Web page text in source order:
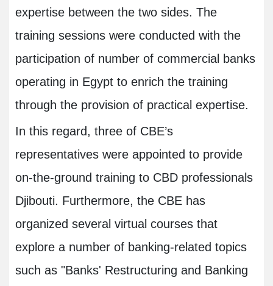
expertise between the two sides. The
training sessions were conducted with the
participation of number of commercial banks
operating in Egypt to enrich the training
through the provision of practical expertise.
In this regard, three of CBE’s
representatives were appointed to provide
on-the-ground training to CBD professionals
Djibouti. Furthermore, the CBE has
organized several virtual courses that
explore a number of banking-related topics
such as "Banks' Restructuring and Banking